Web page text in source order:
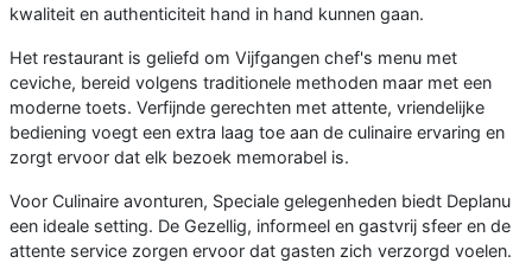
kwaliteit en authenticiteit hand in hand kunnen gaan.
Het restaurant is geliefd om Vijfgangen chef's menu met
ceviche, bereid volgens traditionele methoden maar met een
moderne toets. Verfijnde gerechten met attente, vriendelijke
bediening voegt een extra laag toe aan de culinaire ervaring en
zorgt ervoor dat elk bezoek memorabel is.
Voor Culinaire avonturen, Speciale gelegenheden biedt Deplanu
een ideale setting. De Gezellig, informeel en gastvrij sfeer en de
attente service zorgen ervoor dat gasten zich verzorgd voelen.